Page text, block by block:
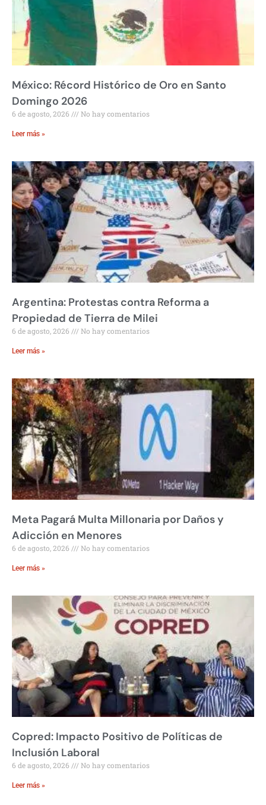
México: Récord Histórico de Oro en Santo
Domingo 2026
6 de agosto, 2026 No hay comentarios
Leer más »
Argentina: Protestas contra Reforma a
Propiedad de Tierra de Milei
6 de agosto, 2026 No hay comentarios
Leer más »
Meta Pagará Multa Millonaria por Daños y
Adicción en Menores
6 de agosto, 2026 No hay comentarios
Leer más »
Copred: Impacto Positivo de Políticas de
Inclusión Laboral
6 de agosto, 2026 No hay comentarios
Leer más »